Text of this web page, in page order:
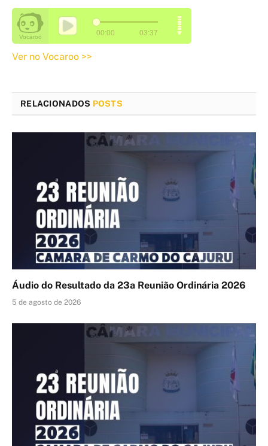
Ver no Vocaroo >>
RELACIONADOS POSTS
Áudio do Resultado da 23a Reunião Ordinária 2026
5 de agosto de 2026